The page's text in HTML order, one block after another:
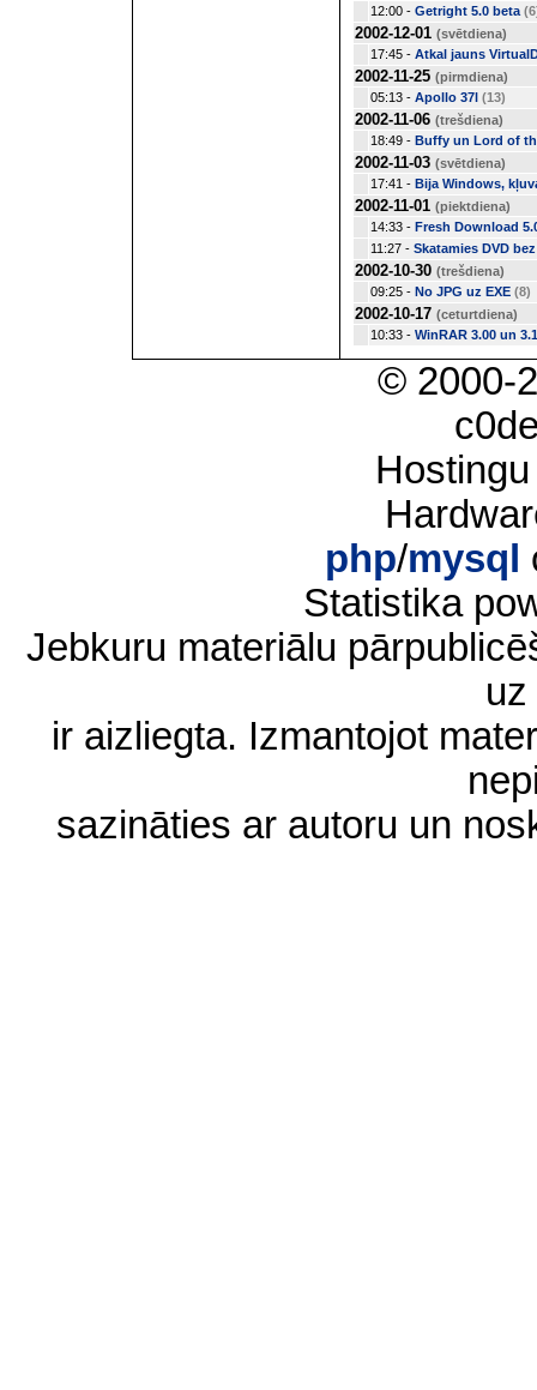
12:00 - Getright 5.0 beta
2002-12-01 (svētdiena)
17:45 - Atkal jauns
2002-11-25 (pirmdiena)
05:13 - Apollo 37l (13)
2002-11-06 (trešdiena)
18:49 - Buffy un Lord of
2002-11-03 (svētdiena)
17:41 - Bija Windows,
2002-11-01 (piektdiena)
14:33 - Fresh Download
11:27 - Skatamies DVD
2002-10-30 (trešdiena)
09:25 - No JPG uz EXE (8)
2002-10-17 (ceturtdiena)
10:33 - WinRAR 3.00 un
© 2000-
php/mysql
Statistika
Jebkuru materiālu
ir aizliegta. Izmantojot
sazināties ar autoru un